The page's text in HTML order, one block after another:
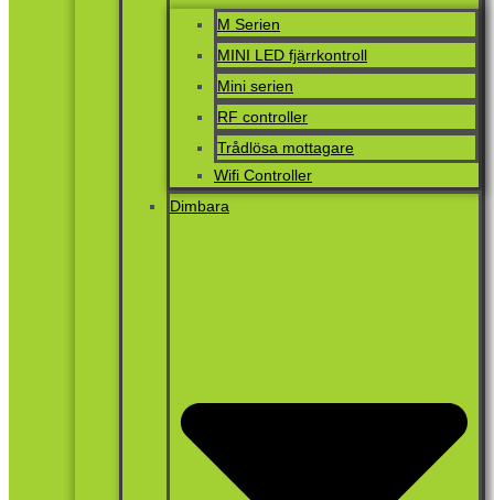
M Serien
MINI LED fjärrkontroll
Mini serien
RF controller
Trådlösa mottagare
Wifi Controller
Dimbara